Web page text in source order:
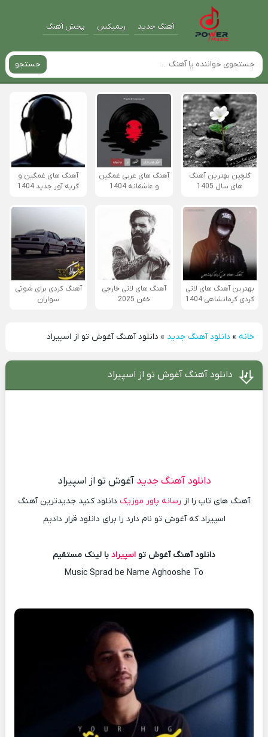
آهنگ جدید ریمیکس پخش آهنگ
جستجو
گلچین بهترین آهنگ
های سال 1405
آهنگ های عربی غمگین
و عاشقانه 1404
آهنگ های غمگین و
گریه آور جدید 1404
بهترین آهنگ های لاتی
کردی کرمانشاهی 1404
آهنگ های لاتی خارجی
خفن 2025
آهنگ کردی برای شوتی
سواران
خانه» دانلود آهنگ جدید » دانلود آهنگ آغوش تو از اسپیراد
دانلود آهنگ آغوش تو از اسپیراد
دانلود آهنگ جدید آغوش تو از اسپیراد
آهنگ های تاپ را از رسانه پاور موزیک دانلود کنید جدیدترین آهنگ
اسپیراد که آغوش تو نام دارد را برای دانلود قرار دادیم
دانلود آهنگ آغوش تو اسپیراد با لینک مستقیم
Music Sprad be Name Aghooshe To